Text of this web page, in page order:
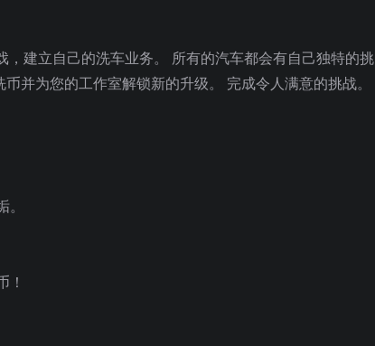
建立自己的洗车业务。 所有的汽车都会有自己独特的挑
并为您的工作室解锁新的升级。 完成令人满意的挑战。
！